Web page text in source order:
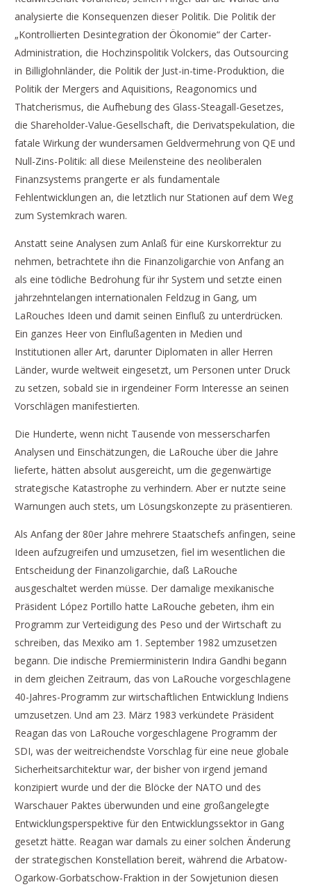
analysierte die Konsequenzen dieser Politik. Die Politik der
„Kontrollierten Desintegration der Ökonomie“ der Carter-
Administration, die Hochzinspolitik Volckers, das Outsourcing
in Billiglohnländer, die Politik der Just-in-time-Produktion, die
Politik der Mergers and Aquisitions, Reagonomics und
Thatcherismus, die Aufhebung des Glass-Steagall-Gesetzes,
die Shareholder-Value-Gesellschaft, die Derivatspekulation, die
fatale Wirkung der wundersamen Geldvermehrung von QE und
Null-Zins-Politik: all diese Meilensteine des neoliberalen
Finanzsystems prangerte er als fundamentale
Fehlentwicklungen an, die letztlich nur Stationen auf dem Weg
zum Systemkrach waren.
Anstatt seine Analysen zum Anlaß für eine Kurskorrektur zu
nehmen, betrachtete ihn die Finanzoligarchie von Anfang an
als eine tödliche Bedrohung für ihr System und setzte einen
jahrzehntelangen internationalen Feldzug in Gang, um
LaRouches Ideen und damit seinen Einfluß zu unterdrücken.
Ein ganzes Heer von Einflußagenten in Medien und
Institutionen aller Art, darunter Diplomaten in aller Herren
Länder, wurde weltweit eingesetzt, um Personen unter Druck
zu setzen, sobald sie in irgendeiner Form Interesse an seinen
Vorschlägen manifestierten.
Die Hunderte, wenn nicht Tausende von messerscharfen
Analysen und Einschätzungen, die LaRouche über die Jahre
lieferte, hätten absolut ausgereicht, um die gegenwärtige
strategische Katastrophe zu verhindern. Aber er nutzte seine
Warnungen auch stets, um Lösungskonzepte zu präsentieren.
Als Anfang der 80er Jahre mehrere Staatschefs anfingen, seine
Ideen aufzugreifen und umzusetzen, fiel im wesentlichen die
Entscheidung der Finanzoligarchie, daß LaRouche
ausgeschaltet werden müsse. Der damalige mexikanische
Präsident López Portillo hatte LaRouche gebeten, ihm ein
Programm zur Verteidigung des Peso und der Wirtschaft zu
schreiben, das Mexiko am 1. September 1982 umzusetzen
begann. Die indische Premierministerin Indira Gandhi begann
in dem gleichen Zeitraum, das von LaRouche vorgeschlagene
40-Jahres-Programm zur wirtschaftlichen Entwicklung Indiens
umzusetzen. Und am 23. März 1983 verkündete Präsident
Reagan das von LaRouche vorgeschlagene Programm der
SDI, was der weitreichendste Vorschlag für eine neue globale
Sicherheitsarchitektur war, der bisher von irgend jemand
konzipiert wurde und der die Blöcke der NATO und des
Warschauer Paktes überwunden und eine großangelegte
Entwicklungsperspektive für den Entwicklungssektor in Gang
gesetzt hätte. Reagan war damals zu einer solchen Änderung
der strategischen Konstellation bereit, während die Arbatow-
Ogarkow-Gorbatschow-Fraktion in der Sowjetunion diesen